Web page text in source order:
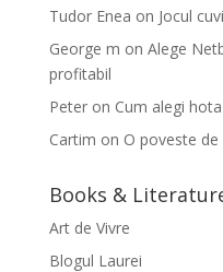
Tudor Enea on Jocul
George m on Alege
profitabil
Peteron Cum alegi
Cartim on O poveste
Books &
Art de Vivre
Blogul Laurei